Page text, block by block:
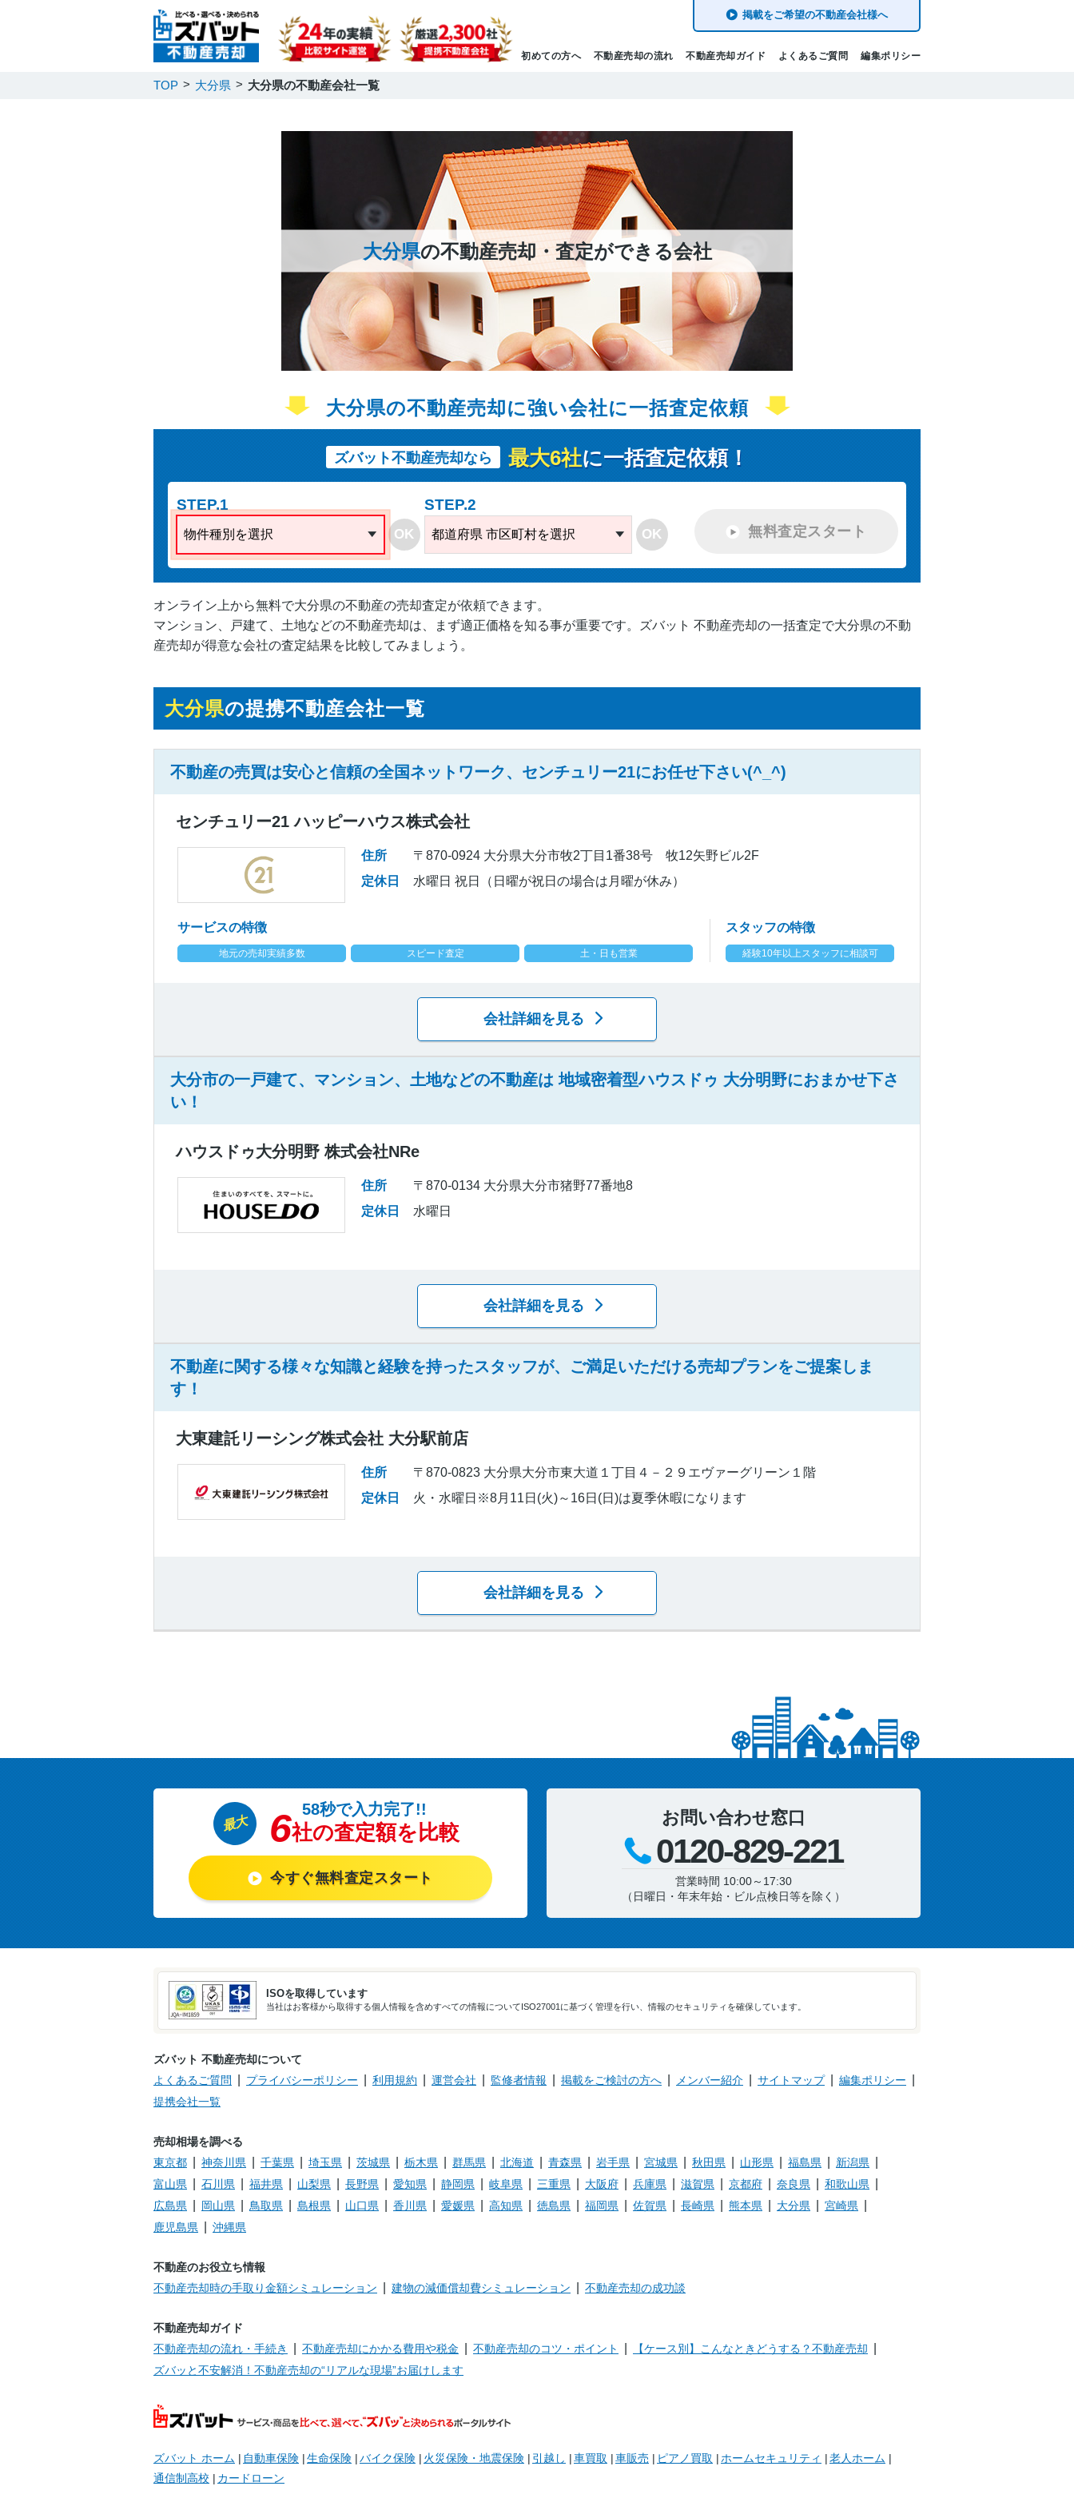
初めての方へ 不動産売却の流れ 不動産売却ガイド よくあるご質問 編集ポリシー
掲載をご希望の不動産会社様へ
TOP 大分県 大分県の不動産会社一覧
大分県の不動産売却・査定ができる会社
大分県の不動産売却に強い会社に一括査定依頼
ズバット不動産売却なら 最大6社に一括査定依頼！
STEP.1
物件種別を選択 OK
STEP.2
都道府県 市区町村を選択 OK 無料査定スタート
オンライン上から無料で大分県の不動産の売却査定が依頼できます。
マンション、戸建て、土地などの不動産売却は、まず適正価格を知る事が重要です。ズバット 不動産売却の一括査定で大分県の不動
産売却が得意な会社の査定結果を比較してみましょう。
大分県の提携不動産会社一覧
不動産の売買は安心と信頼の全国ネットワーク、センチュリー21にお任せ下さい(^_^)
センチュリー21 ハッピーハウス株式会社
住所
〒870-0924 大分県大分市牧2丁目1番38号 牧12矢野ビル2F
定休日
水曜日 祝日（日曜が祝日の場合は月曜が休み）
サービスの特徴
地元の売却実績多数 スピード査定 土・日も営業
スタッフの特徴
経験10年以上スタッフに相談可
会社詳細を見る
大分市の一戸建て、マンション、土地などの不動産は 地域密着型ハウスドゥ 大分明野におまかせ下さ
い！
ハウスドゥ大分明野 株式会社NRe
住所
〒870-0134 大分県大分市猪野77番地8
定休日
水曜日
会社詳細を見る
不動産に関する様々な知識と経験を持ったスタッフが、ご満足いただける売却プランをご提案しま
す！
大東建託リーシング株式会社 大分駅前店
住所
〒870-0823 大分県大分市東大道１丁目４－２９エヴァーグリーン１階
定休日
火・水曜日※8月11日(火)～16日(日)は夏季休暇になります
会社詳細を見る
58秒で入力完了!!
最大 6社の査定額を比較
今すぐ無料査定スタート
お問い合わせ窓口
0120-829-221
営業時間 10:00～17:30
（日曜日・年末年始・ビル点検日等を除く）
ISOを取得しています
当社はお客様から取得する個人情報を含めすべての情報についてISO27001に基づく管理を行い、情報のセキュリティを確保しています。
ズバット 不動産売却について
よくあるご質問
プライバシーポリシー 利用規約 運営会社 監修者情報 掲載をご検討の方へ メンバー紹介 サイトマップ
編集ポリシー
提携会社一覧
売却相場を調べる
東京都
神奈川県 千葉県 埼玉県 茨城県 栃木県 群馬県 北海道 青森県 岩手県 宮城県 秋田県 山形県 福島県
新潟県
富山県
石川県 福井県 山梨県 長野県 愛知県 静岡県 岐阜県 三重県 大阪府 兵庫県 滋賀県 京都府 奈良県
和歌山県
広島県
岡山県 鳥取県 島根県 山口県 香川県 愛媛県 高知県 徳島県 福岡県 佐賀県 長崎県 熊本県 大分県
宮崎県
鹿児島県
沖縄県
不動産のお役立ち情報
不動産売却時の手取り金額シミュレーション
建物の減価償却費シミュレーション 不動産売却の成功談
不動産売却ガイド
不動産売却の流れ・手続き
不動産売却にかかる費用や税金 不動産売却のコツ・ポイント
【ケース別】こんなときどうする？不動産売却
ズバッと不安解消！不動産売却の“リアルな現場”お届けします
ズバット ホーム 自動車保険 生命保険 バイク保険 火災保険・地震保険 引越し 車買取 車販売 ピアノ買取 ホームセキュリティ
老人ホーム
通信制高校
カードローン